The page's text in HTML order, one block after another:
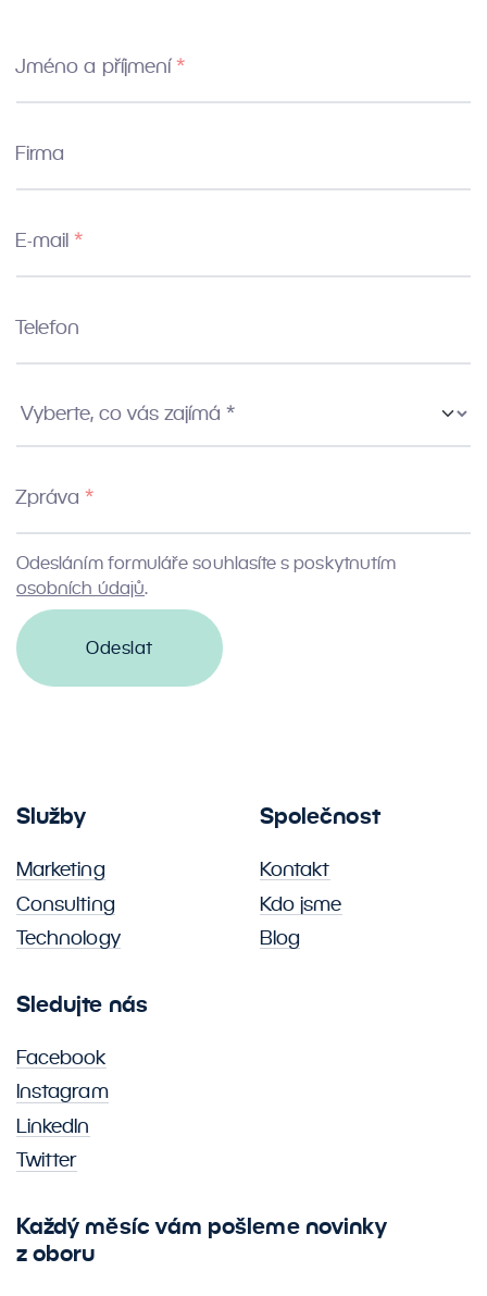
Jméno a příjmení
Firma
E-mail
Telefon
Zpráva
Odesláním formuláře souhlasíte s poskytnutím
osobních údajů.
Odeslat
Služby
Marketing
Consulting
Technology
Společnost
Kontakt
Kdo jsme
Blog
Sledujte nás
Facebook
Instagram
LinkedIn
Twitter
Každý měsíc vám pošleme novinky
z oboru